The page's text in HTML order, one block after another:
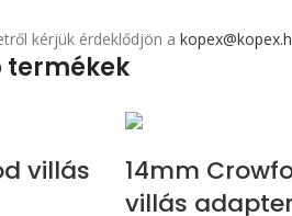
kérjük érdeklődjön a
termékek
villás
14mm
villás adapter